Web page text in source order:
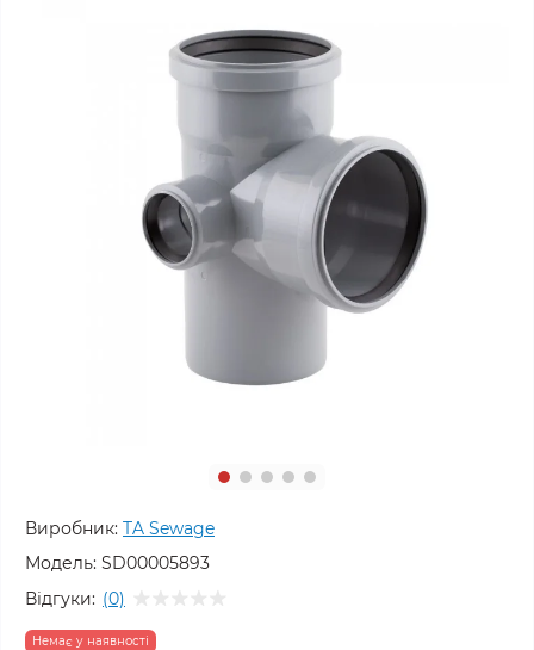
Виробник: TA Sewage
Модель: SD00005893
Відгуки: (0)
Немає у наявності